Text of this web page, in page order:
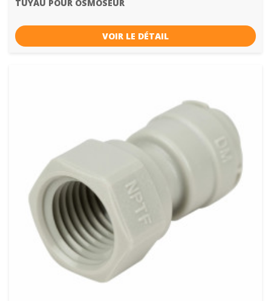
TUYAU POUR OSMOSEUR
VOIR LE DÉTAIL